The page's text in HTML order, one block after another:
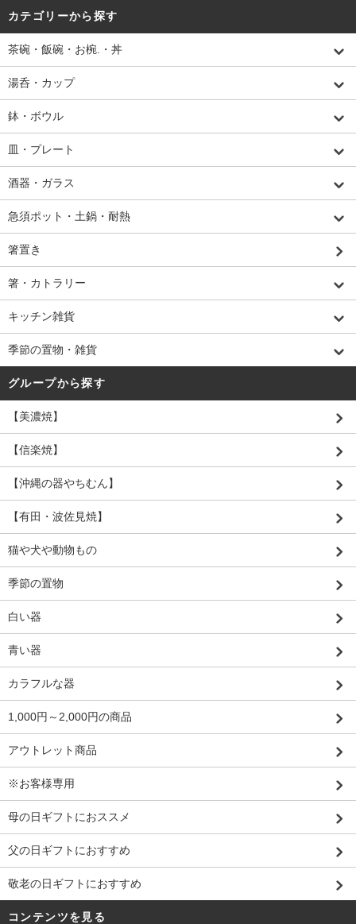
カテゴリーから探す
茶碗・飯碗・お椀.・丼
湯呑・カップ
鉢・ボウル
皿・プレート
酒器・ガラス
急須ポット・土鍋・耐熱
箸置き
箸・カトラリー
キッチン雑貨
季節の置物・雑貨
グループから探す
【美濃焼】
【信楽焼】
【沖縄の器やちむん】
【有田・波佐見焼】
猫や犬や動物もの
季節の置物
白い器
青い器
カラフルな器
1,000円～2,000円の商品
アウトレット商品
※お客様専用
母の日ギフトにおススメ
父の日ギフトにおすすめ
敬老の日ギフトにおすすめ
コンテンツを見る